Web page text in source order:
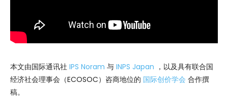
本文由国际通讯社 IPS Noram 与 INPS Japan ，以及具有联合国
经济社会理事会（ECOSOC）咨商地位的 国际创价学会 合作撰
稿。